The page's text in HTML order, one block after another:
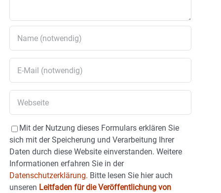
Mit der Nutzung dieses Formulars erklären Sie
sich mit der Speicherung und Verarbeitung Ihrer
Daten durch diese Website einverstanden. Weitere
Informationen erfahren Sie in der
Datenschutzerklärung. Bitte lesen Sie hier auch
unseren Leitfaden für die Veröffentlichung von